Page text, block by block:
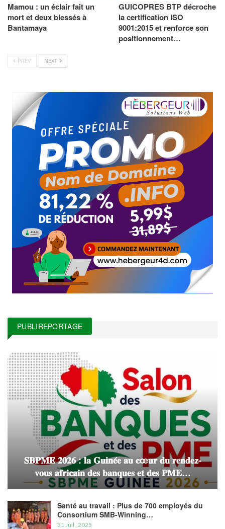
Mamou : un éclair fait un
mort et deux blessés à
Bantamaya
GUICOPRES BTP décroche
la certification ISO
9001:2015 et renforce son
positionnement…
PREV NEXT
PUBLIREPORTAGE
𝐒𝐁𝐏𝐌𝐄 𝟐𝟎𝟐𝟔 : 𝐥𝐚 𝐆𝐮𝐢𝐧𝐞́𝐞 𝐚𝐮 𝐜œ𝐮𝐫 𝐝𝐮 𝐫𝐞𝐧𝐝𝐞𝐳-
𝐯𝐨𝐮𝐬 𝐚𝐟𝐫𝐢𝐜𝐚𝐢𝐧 𝐝𝐞𝐬 𝐛𝐚𝐧𝐪𝐮𝐞𝐬 𝐞𝐭 𝐝𝐞𝐬 𝐏𝐌𝐄…
Santé au travail : Plus de 700 employés du
Consortium SMB-Winning…
31 Juil , 2025